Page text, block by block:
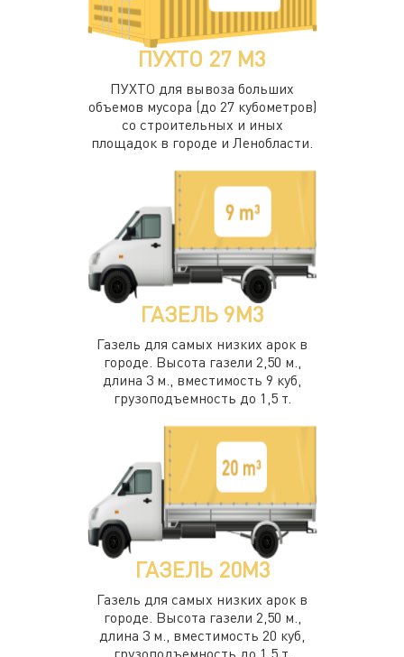
ПУХТО 27 М3
ПУХТО для вывоза больших
объемов мусора (до 27 кубометров)
со строительных и иных
площадок в городе и Ленобласти.
ГАЗЕЛЬ 9М3
Газель для самых низких арок в
городе. Высота газели 2,50 м.,
длина 3 м., вместимость 9 куб,
грузоподъемность до 1,5 т.
ГАЗЕЛЬ 20М3
Газель для самых низких арок в
городе. Высота газели 2,50 м.,
длина 3 м., вместимость 20 куб,
грузоподъемность до 1,5 т.